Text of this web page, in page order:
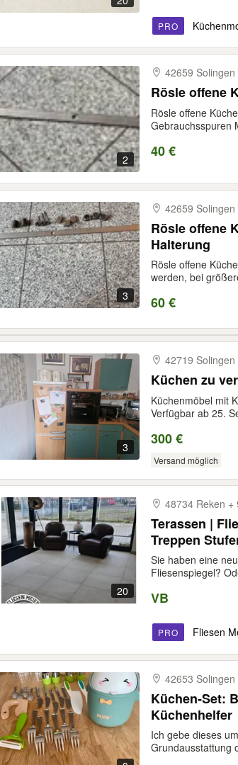
PRO
2
42659 Solingen
Rösle offene
Rösle offene
Gebrauchsspuren
40 €
3
42659 Solingen
Rösle offene
Halterung
Rösle offene
werden, bei
60 €
3
42719 Solingen
Küchen zu
Küchenmöbel mit
Verfügbar ab 25.
300 €
Versand möglich
20
48734 Reken +
Terassen |
Treppen
Sie haben eine
Fliesenspiegel?
VB
PRO Fliesen
42653 Solingen
Küchen-Set:
Küchenhelfer
Ich gebe dieses
Grundausstattung